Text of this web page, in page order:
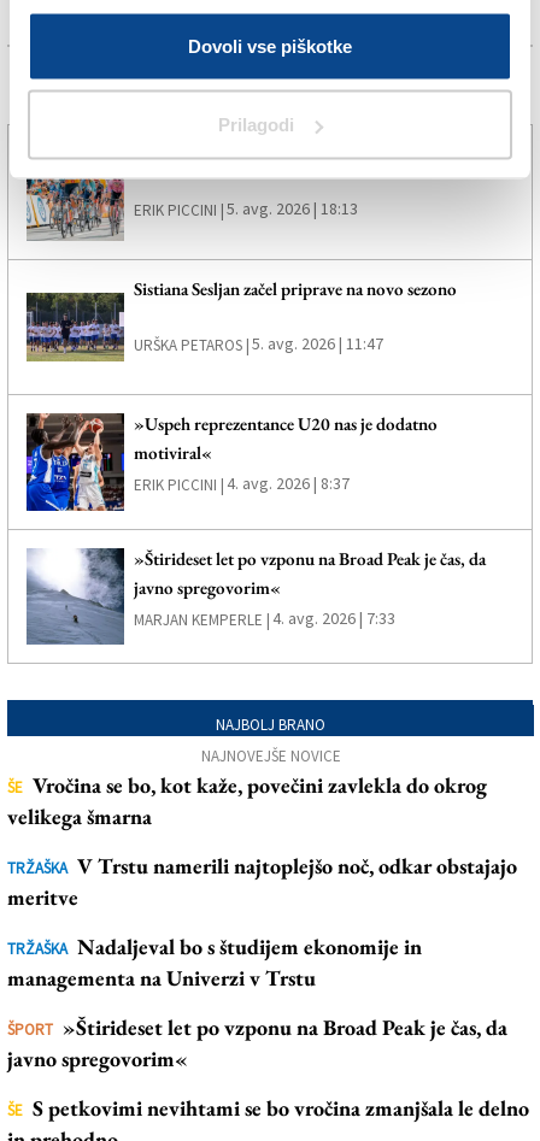
Dovoli vse piškotke
Prilagodi
Več novic
»Hat-trick« Milana, Daniel Skerl ponovno peti
ERIK PICCINI |5. avg. 2026 | 18:13
Sistiana Sesljan začel priprave na novo sezono
URŠKA PETAROS |5. avg. 2026 | 11:47
»Uspeh reprezentance U20 nas je dodatno
motiviral«
ERIK PICCINI |4. avg. 2026 | 8:37
»Štirideset let po vzponu na Broad Peak je čas, da
javno spregovorim«
MARJAN KEMPERLE |4. avg. 2026 | 7:33
NAJBOLJ BRANO
NAJNOVEJŠE NOVICE
ŠE Vročina se bo, kot kaže, povečini zavlekla do okrog
velikega šmarna
TRŽAŠKA V Trstu namerili najtoplejšo noč, odkar obstajajo
meritve
TRŽAŠKA Nadaljeval bo s študijem ekonomije in
managementa na Univerzi v Trstu
ŠPORT »Štirideset let po vzponu na Broad Peak je čas, da
javno spregovorim«
ŠE S petkovimi nevihtami se bo vročina zmanjšala le delno